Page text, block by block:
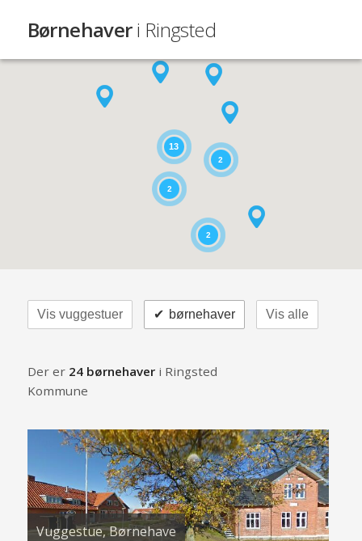
Børnehaveri Ringsted
13
2
2
2
Vis vuggestuer børnehaver
✔ Vis alle
Der er 24 børnehaveri Ringsted
Kommune
Vuggestue, Børnehave